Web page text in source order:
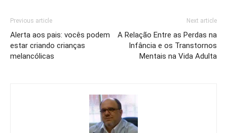
Previous article
Alerta aos pais: vocês podem
estar criando crianças
melancólicas
Next article
A Relação Entre as Perdas na
Infância e os Transtornos
Mentais na Vida Adulta